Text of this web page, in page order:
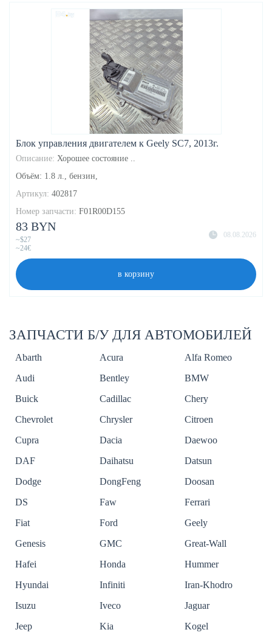
Блок управления двигателем к Geely SC7, 2013г.
Описание: Хорошее состояние ..
Объём: 1.8 л., бензин,
Артикул: 402817
Номер запчасти: F01R00D155
08.08.2026
83 BYN
~$27
~24€
в корзину
ЗАПЧАСТИ Б/У ДЛЯ АВТОМОБИЛЕЙ
Abarth Acura
Alfa Romeo
Audi
Bentley
BMW
Buick
Cadillac
Chery
Chevrolet
Chrysler
Citroen
Cupra
Dacia
Daewoo
DAF
Daihatsu
Datsun
Dodge
DongFeng
Doosan
DS
Faw
Ferrari
Fiat
Ford
Geely
Genesis
GMC
Great-Wall
Hafei
Honda
Hummer
Hyundai
Infiniti
Iran-Khodro
Isuzu
Iveco
Jaguar
Jeep
Kia
Kogel